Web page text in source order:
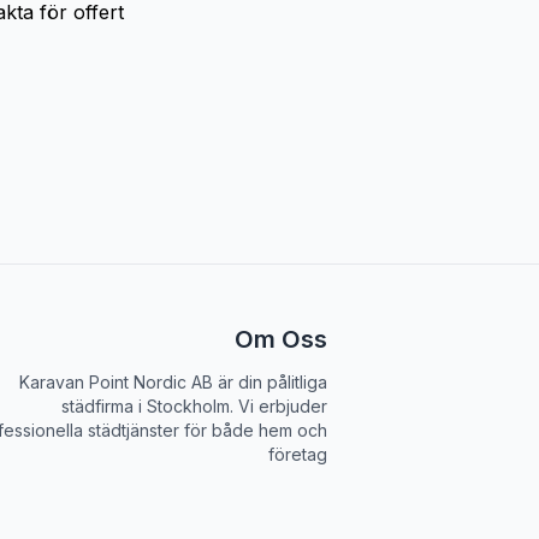
för offert
Om Oss
Karavan Point Nordic AB är din pålitliga
städfirma i Stockholm. Vi erbjuder
städtjänster för både hem och
företag